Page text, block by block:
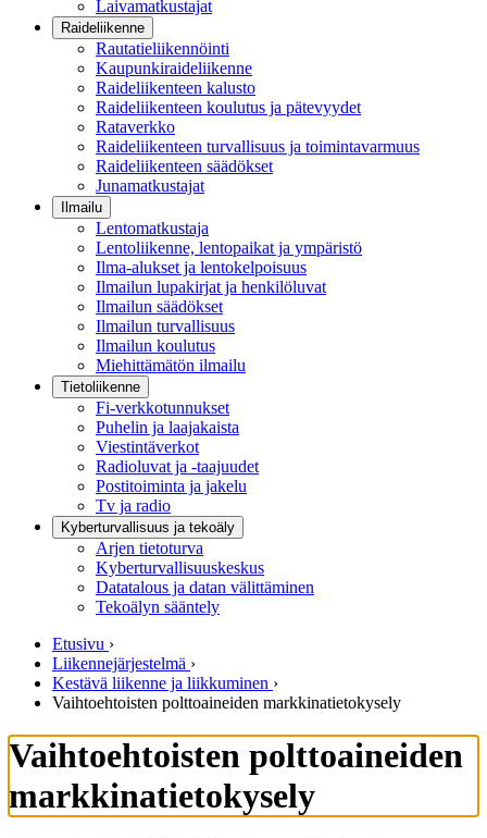
Laivamatkustajat
Raideliikenne
Rautatieliikennöinti
Kaupunkiraideliikenne
Raideliikenteen kalusto
Raideliikenteen koulutus ja pätevyydet
Rataverkko
Raideliikenteen turvallisuus ja toimintavarmuus
Raideliikenteen säädökset
Junamatkustajat
Ilmailu
Lentomatkustaja
Lentoliikenne, lentopaikat ja ympäristö
Ilma-alukset ja lentokelpoisuus
Ilmailun lupakirjat ja henkilöluvat
Ilmailun säädökset
Ilmailun turvallisuus
Ilmailun koulutus
Miehittämätön ilmailu
Tietoliikenne
Fi-verkkotunnukset
Puhelin ja laajakaista
Viestintäverkot
Radioluvat ja -taajuudet
Postitoiminta ja jakelu
Tv ja radio
Kyberturvallisuus ja tekoäly
Arjen tietoturva
Kyberturvallisuuskeskus
Datatalous ja datan välittäminen
Tekoälyn sääntely
Etusivu ›
Liikennejärjestelmä ›
Kestävä liikenne ja liikkuminen ›
Vaihtoehtoisten polttoaineiden markkinatietokysely
Vaihtoehtoisten polttoaineiden
markkinatietokysely